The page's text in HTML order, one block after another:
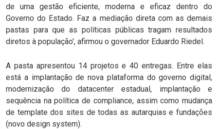
de uma gestão eficiente, moderna e eficaz dentro do
Governo do Estado. Faz a mediação direta com as demais
pastas para que as políticas públicas tragam resultados
diretos à população', afirmou o governador Eduardo Riedel.
A pasta apresentou 14 projetos e 40 entregas. Entre elas
está a implantação de nova plataforma do governo digital,
modernização do datacenter estadual, implantação e
sequência na política de compliance, assim como mudança
de template dos sites de todas as autarquias e fundações
(novo design system).